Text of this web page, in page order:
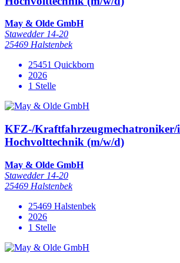
May & Olde GmbH
Stawedder 14-20
25469 Halstenbek
25451 Quickborn
2026
1 Stelle
KFZ-/Kraftfahrzeugmechatroniker/
Hochvolttechnik (m/w/d)
May & Olde GmbH
Stawedder 14-20
25469 Halstenbek
25469 Halstenbek
2026
1 Stelle